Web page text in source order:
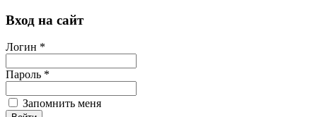
Вход на сайт
Логин *
Пароль *
Запомнить меня